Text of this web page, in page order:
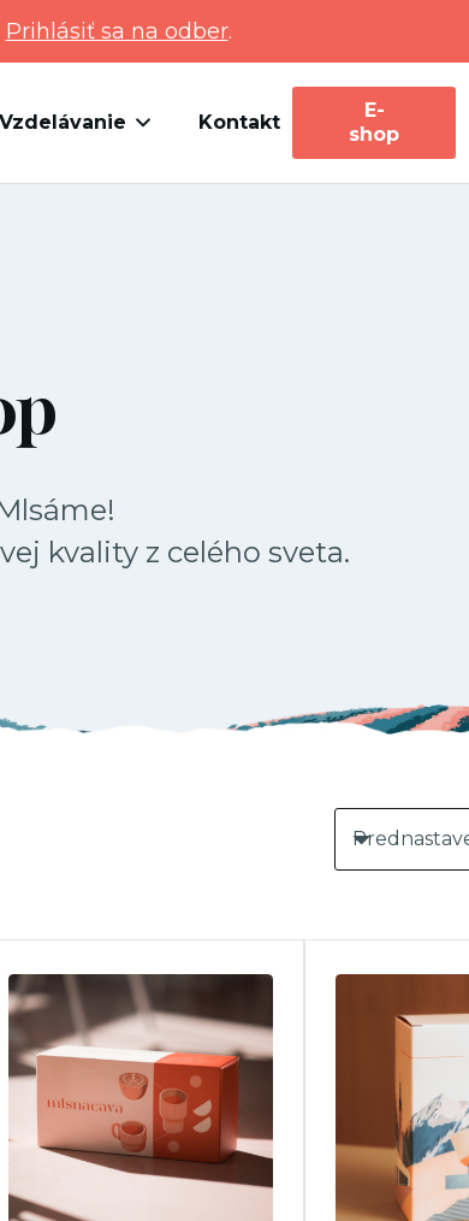
Prihlásiť sa na odber.
Vzdelávanie Kontakt
E-
shop
kvality z celého sveta.